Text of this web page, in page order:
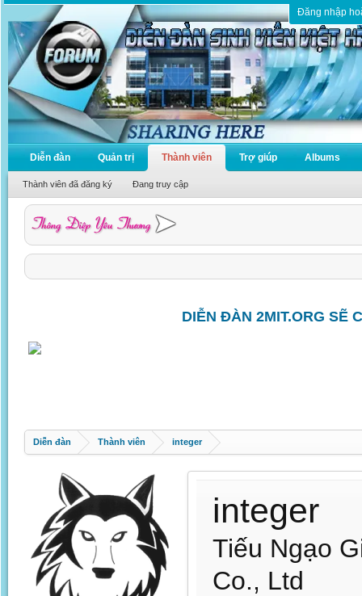
Đăng nhập
Diễn đàn Quản trị Thành viên
Thành viên đã đăng ký Đang truy cập
Trợ giúp Albums
DIỄN ĐÀN 2MIT.ORG SẼ
Diễn đàn Thành viên integer
integer
Tiếu Ngạo
Co., Ltd